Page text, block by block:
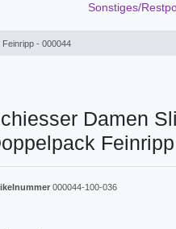
Sonstiges/
- 000044
Damen
000044-100-036